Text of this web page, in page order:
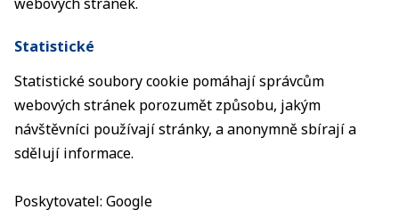
Statistické
Statistické soubory cookie pomáhají správcům
webových stránek porozumět způsobu, jakým
návštěvníci používají stránky, a anonymně sbírají a
sdělují informace.
Poskytovatel: Google